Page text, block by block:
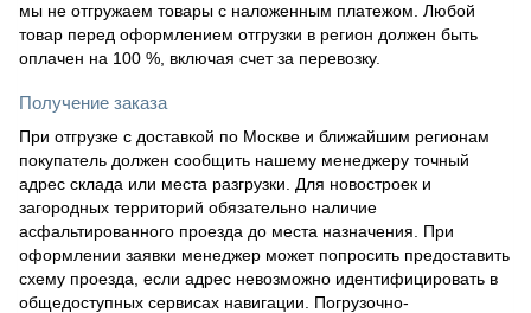
мы не отгружаем товары с наложенным платежом. Любой
товар перед оформлением отгрузки в регион должен быть
оплачен на 100 %, включая счет за перевозку.
Получение заказа
При отгрузке с доставкой по Москве и ближайшим регионам
покупатель должен сообщить нашему менеджеру точный
адрес склада или места разгрузки. Для новостроек и
загородных территорий обязательно наличие
асфальтированного проезда до места назначения. При
оформлении заявки менеджер может попросить предоставить
схему проезда, если адрес невозможно идентифицировать в
общедоступных сервисах навигации. Погрузочно-